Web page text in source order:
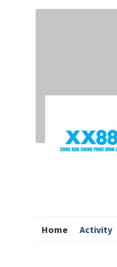
Home Activity